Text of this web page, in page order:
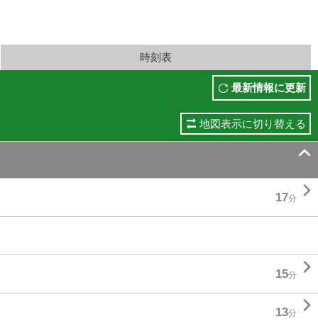
時刻表
最新情報に更新
地図表示に切り替える

17分 
15分 
13分 